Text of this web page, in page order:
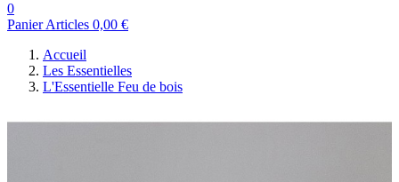
0
Panier Articles 0,00 €
Accueil
Les Essentielles
L'Essentielle Feu de bois